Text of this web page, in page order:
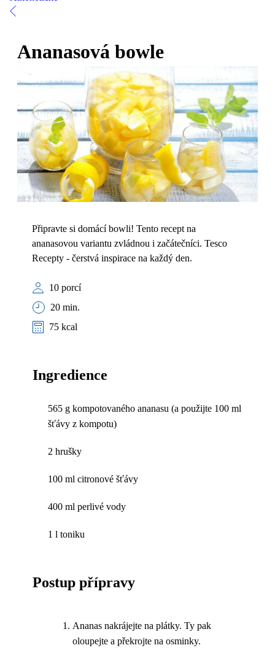
Ananasová bowle
Připravte si domácí bowli! Tento recept na
ananasovou variantu zvládnou i začátečníci. Tesco
Recepty - čerstvá inspirace na každý den.
10 porcí
20 min.
75 kcal
Ingredience
565 g kompotovaného ananasu (a použijte 100 ml
šťávy z kompotu)
2 hrušky
100 ml citronové šťávy
400 ml perlivé vody
1 l toniku
Postup přípravy
Ananas nakrájejte na plátky. Ty pak
oloupejte a překrojte na osminky.